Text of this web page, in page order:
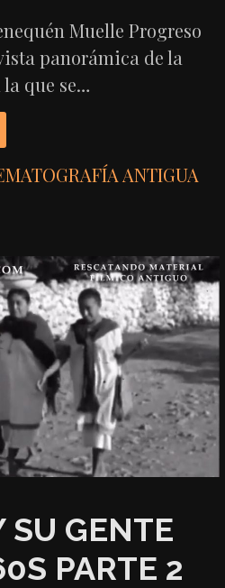
Muelle Progreso
panorámica de la
que se…
ANTIGUA
SU GENTE
PARTE 2